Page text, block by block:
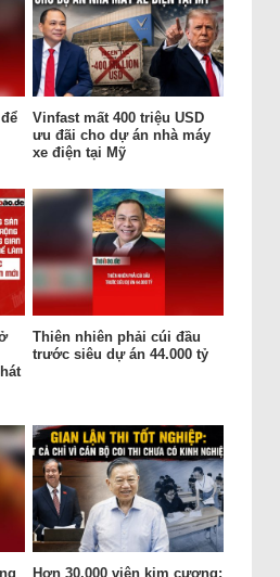
Vinfast mất 400 triệu USD
ưu đãi cho dự án nhà máy
xe điện tại Mỹ
Thiên nhiên phải cúi đầu
trước siêu dự án 44.000 tỷ
Hơn 30.000 viên kim cương: